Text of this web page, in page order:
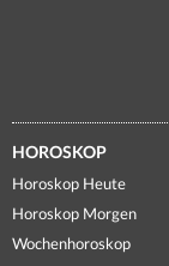
HOROSKOP
Horoskop Heute
Horoskop Morgen
Wochenhoroskop